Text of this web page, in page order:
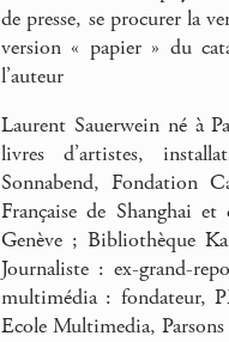
de presse, se procurer la
version « papier » du
l’auteur
Laurent Sauerwein né à
livres d’artistes,
Sonnabend, Fondation
Française de Shanghai
Genève ; Bibliothèque
Journaliste : ex-grand-
multimédia : fondateur,
Ecole Multimedia,